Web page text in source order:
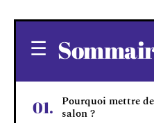
Pourquoi mettre
salon ?